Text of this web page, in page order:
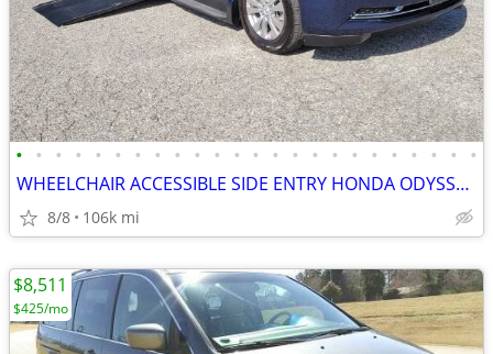
• • • • • • • • • • • • • • • • • • • • • • • •
WHEELCHAIR ACCESSIBLE SIDE ENTRY HONDA ODYSSEY! FULLY LOADED!
8/8 106k mi
$8,511
$425/mo